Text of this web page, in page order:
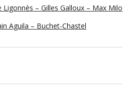
– Gilles Galloux – Max Milo
Aguila – Buchet-Chastel